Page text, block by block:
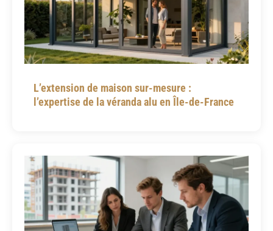
L’extension de maison sur-mesure :
l’expertise de la véranda alu en Île-de-France